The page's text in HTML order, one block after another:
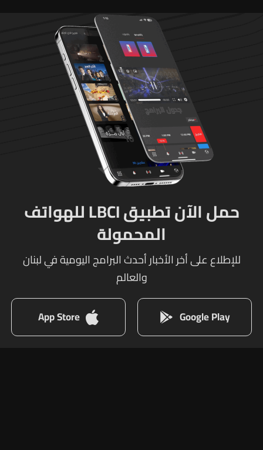
بملاحقتهم ونفّذ عمليات
دهم لتوقيفهم فأُفرج عن
العسكريّ المخطوف
والوحدات المختصة تعمل
على توقيف الخاطفين
حمل الآن تطبيق LBCI للهواتف
المحمولة
للإطلاع على أخر الأخبار أحدث البرامج اليومية في لبنان
والعالم
Google Play
App Store